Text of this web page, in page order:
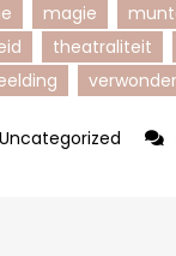
magie
theatraliteit
Uncategorized